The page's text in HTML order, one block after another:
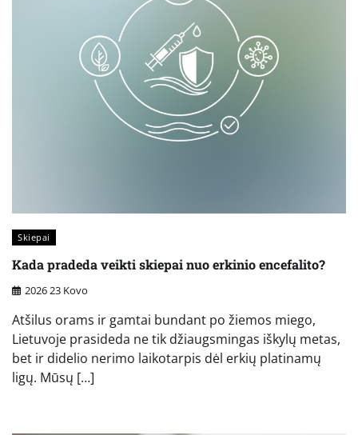
Skiepai
Kada pradeda veikti skiepai nuo erkinio encefalito?
2026 23 Kovo
Atšilus orams ir gamtai bundant po žiemos miego,
Lietuvoje prasideda ne tik džiaugsmingas iškylų metas,
bet ir didelio nerimo laikotarpis dėl erkių platinamų
ligų. Mūsų […]